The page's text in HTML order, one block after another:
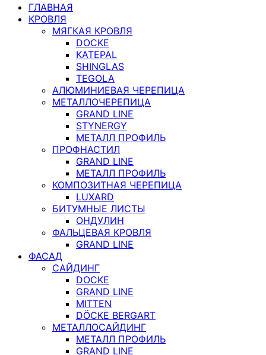
ГЛАВНАЯ
КРОВЛЯ
МЯГКАЯ КРОВЛЯ
DOCKE
KATEPAL
SHINGLAS
TEGOLA
АЛЮМИНИЕВАЯ ЧЕРЕПИЦА
МЕТАЛЛОЧЕРЕПИЦА
GRAND LINE
STYNERGY
МЕТАЛЛ ПРОФИЛЬ
ПРОФНАСТИЛ
GRAND LINE
МЕТАЛЛ ПРОФИЛЬ
КОМПОЗИТНАЯ ЧЕРЕПИЦА
LUXARD
БИТУМНЫЕ ЛИСТЫ
ОНДУЛИН
ФАЛЬЦЕВАЯ КРОВЛЯ
GRAND LINE
ФАСАД
САЙДИНГ
DOCKE
GRAND LINE
MITTEN
DÖCKE BERGART
МЕТАЛЛОСАЙДИНГ
МЕТАЛЛ ПРОФИЛЬ
GRAND LINE